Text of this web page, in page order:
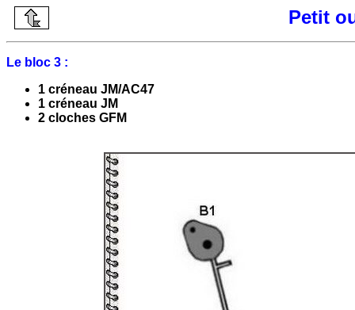
Petit
Le bloc 3 :
1 créneau JM/AC47
1 créneau JM
2 cloches GFM